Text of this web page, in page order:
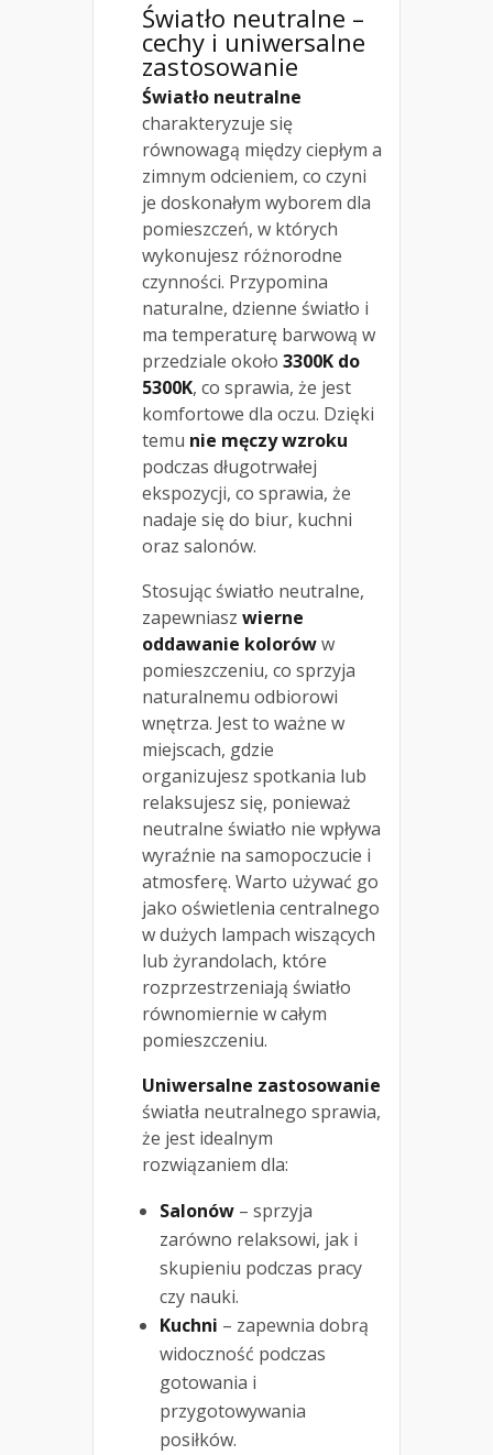
Światło neutralne –
cechy i uniwersalne
zastosowanie
Światło neutralne
charakteryzuje się
równowagą między ciepłym a
zimnym odcieniem, co czyni
je doskonałym wyborem dla
pomieszczeń, w których
wykonujesz różnorodne
czynności. Przypomina
naturalne, dzienne światło i
ma temperaturę barwową w
przedziale około 3300K do
5300K, co sprawia, że jest
komfortowe dla oczu. Dzięki
temu nie męczy wzroku
podczas długotrwałej
ekspozycji, co sprawia, że
nadaje się do biur, kuchni
oraz salonów.
Stosując światło neutralne,
zapewniasz wierne
oddawanie koloróww
pomieszczeniu, co sprzyja
naturalnemu odbiorowi
wnętrza. Jest to ważne w
miejscach, gdzie
organizujesz spotkania lub
relaksujesz się, ponieważ
neutralne światło nie wpływa
wyraźnie na samopoczucie i
atmosferę. Warto używać go
jako oświetlenia centralnego
w dużych lampach wiszących
lub żyrandolach, które
rozprzestrzeniają światło
równomiernie w całym
pomieszczeniu.
Uniwersalne zastosowanie
światła neutralnego sprawia,
że jest idealnym
rozwiązaniem dla:
Salonów – sprzyja
zarówno relaksowi, jak i
skupieniu podczas pracy
czy nauki.
Kuchni – zapewnia dobrą
widoczność podczas
gotowania i
przygotowywania
posiłków.